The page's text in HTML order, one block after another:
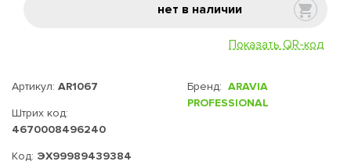
нет в наличии
Показать QR-код
Артикул: AR1067
Штрих код:
4670008496240
Код: ЭХ99989439384
Бренд: ARAVIA
PROFESSIONAL